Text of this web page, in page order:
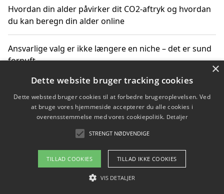
Hvordan din alder påvirker dit CO2-aftryk og hvordan
du kan beregn din alder online
Ansvarlige valg er ikke længere en niche – det er sund
fornuft
Sådan kan du handle bæredygtigt og bestil med
faktura
Om / kontakt
Blog Betingelser
×
Dette website bruger tracking cookies
Dette websted bruger cookies til at forbedre brugeroplevelsen. Ved
at bruge vores hjemmeside accepterer du alle cookies i
overensstemmelse med vores cookiepolitik. Detaljer
STRENGT NØDVENDIGE
TILLAD COOKIES TILLAD IKKE COOKIES
VIS DETALJER